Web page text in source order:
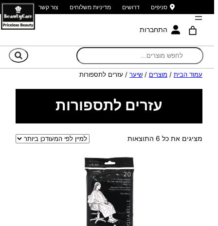
סניפים דרושים מדיניות משלוחים צור קשר
התחברות
עמוד הבית / מוצרים / שיער / עזרים לתספורות
עזרים לתספורות
מציגים את כל ⁦6⁩ התוצאות
ממוין
הפריט
העדכני
ביותר